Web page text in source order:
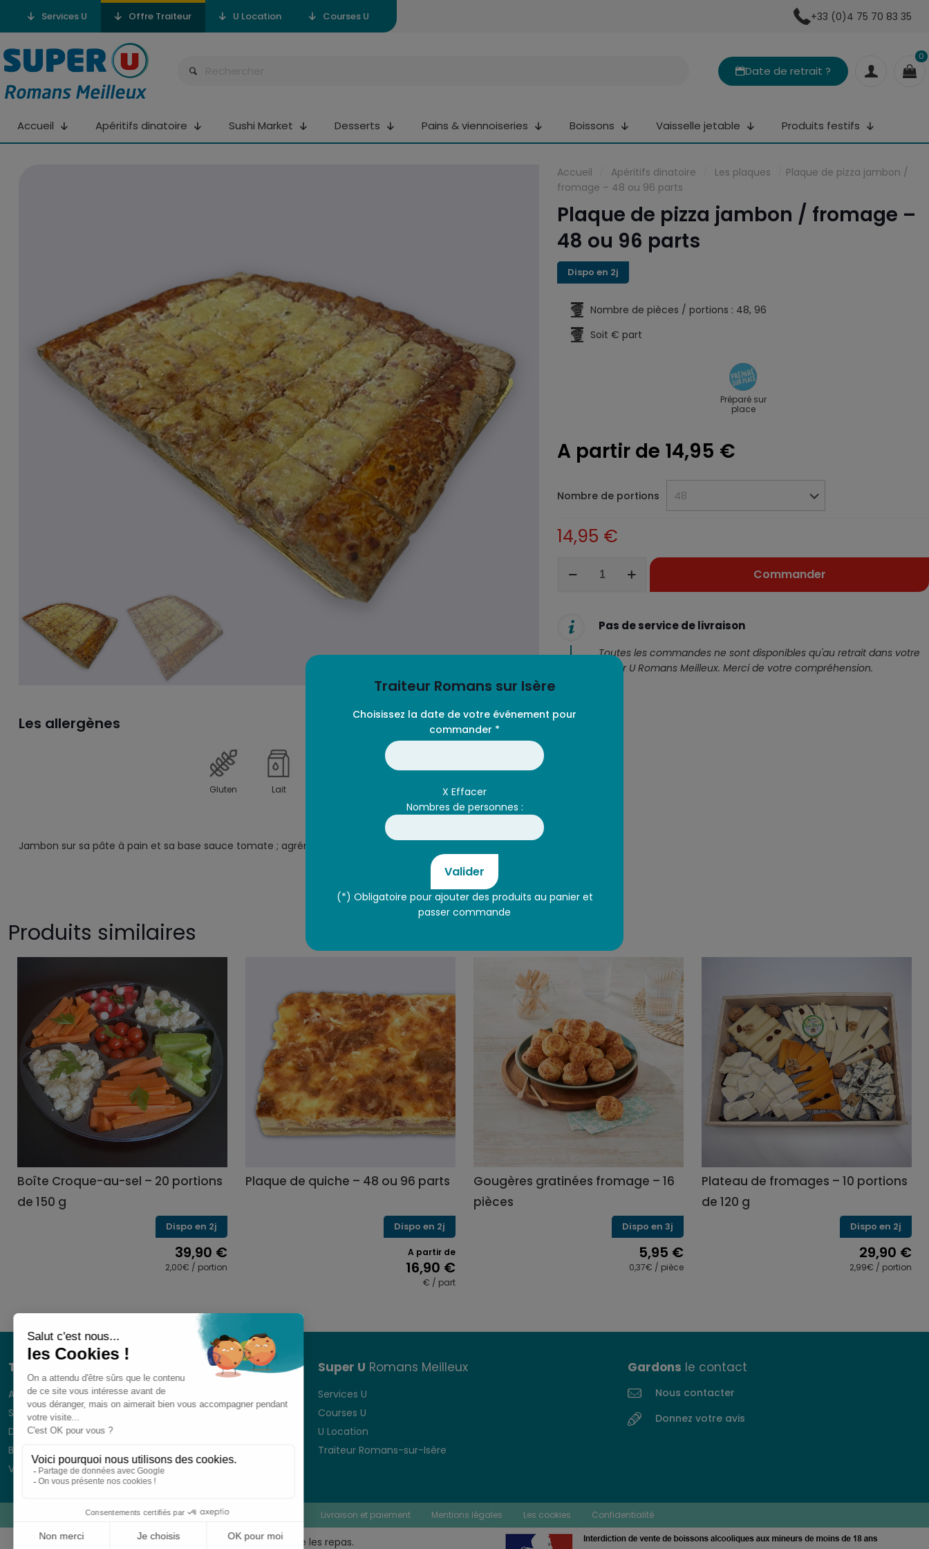
Services U Offre Traiteur U Location Courses U +33 (0)4 75 70 83 35
Date de retrait ?
0
Accueil Apéritifs dinatoire Sushi Market Desserts Pains & viennoiseries Boissons Vaisselle jetable Produits festifs
Les allergènes
Gluten Lait
Jambon sur sa pâte à pain et sa base sauce tomate ; agrémenté de crème fraiche ,gruyère râpé gratiné.
Accueil Apéritifs dinatoire Les plaques
Plaque de pizza jambon /
fromage – 48 ou 96 parts
Plaque de pizza jambon / fromage –
48 ou 96 parts
Dispo en 2j
Nombre de pièces / portions : 48, 96
Soit € part
Préparé sur
place
A partir de 14,95 €
Nombre de portions
14,95 €
de
pizza
/
ou
Commander
Pas de service de livraison
Toutes les commandes ne sont disponibles qu'au retrait dans votre
Super U Romans Meilleux. Merci de votre compréhension.
Produits similaires
Boîte Croque-au-sel – 20 portions
de 150 g
Dispo en 2j
39,90 €
2,00€ / portion
Plaque de quiche – 48 ou 96 parts
Dispo en 2j
A partir de
16,90 €
€ / part
Les
options
être
choisies
sur
produit
Gougères gratinées fromage – 16
pièces
Dispo en 3j
5,95 €
0,37€ / pièce
Plateau de fromages – 10 portions
de 120 g
Dispo en 2j
29,90 €
2,99€ / portion
Traiteur
Apéritif dinatoire
Sushi Market
Desserts
Boissons
Vaisselle jetable
Super U Romans Meilleux
Services U
Courses U
U Location
Traiteur Romans-sur-Isère
Gardons le contact
Nous contacter
Donnez votre avis
Livraison et paiement Mentions légales Les cookies Confidentialité
Pour votre santé, ne grignotez pas entre les repas.
Traiteur Romans sur Isère
Choisissez la date de votre événement pour
commander *
X Effacer
Nombres de personnes :
Valider
(*) Obligatoire pour ajouter des produits au panier et
passer commande